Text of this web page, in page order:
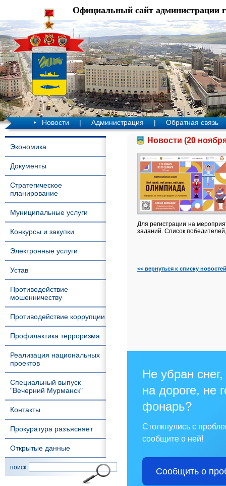
Официальный сайт администрации
Новости | Администрация | Обратная связь
Экономика
Документы
Стратегическое
планирование
Муниципальные услуги
Конкурсы и закупки
Электронные услуги
Устав
Противодействие
мошенничеству
Противодействие коррупции
Профилактика терроризма
Реализация национальных
проектов
Специальный выпуск
"Вечерний Мурманск"
Контакты
Прокуратура разъясняет
Открытые данные
поиск
Новости (20
Для регистрации на
заданий. Список
<< вернуться к списку новостей
Не убран
на дороге, не
фонарь?
Столкнулись с
сообщите о ней!
Сообщить о